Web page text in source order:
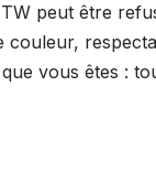
peut être
couleur,
vous êtes :